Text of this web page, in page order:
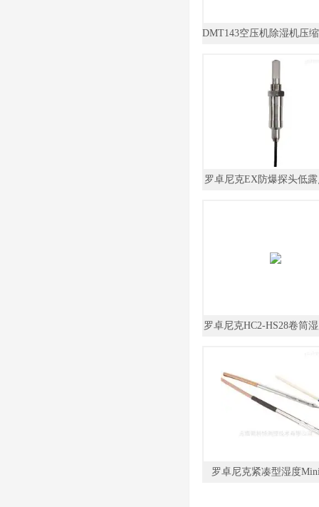
DMT143空压机除湿机压
罗卓尼克EX防爆探头低
罗卓尼克HC2-HS28卷筒
罗卓尼克紧凑型湿度